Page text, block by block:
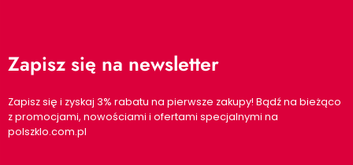
Zapisz się na newsletter
Zapisz się i zyskaj 3% rabatu na pierwsze zakupy! Bądź na bieżąco
z promocjami, nowościami i ofertami specjalnymi na
polszklo.com.pl